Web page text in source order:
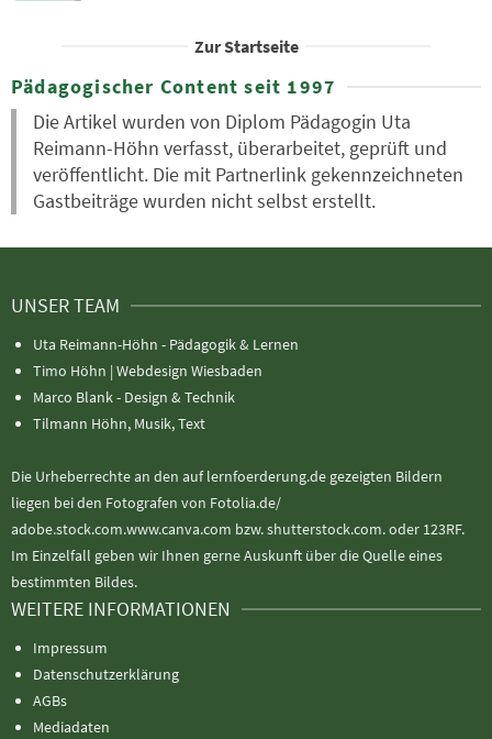
Zur Startseite
Pädagogischer Content seit 1997
Die Artikel wurden von Diplom Pädagogin Uta
Reimann-Höhn verfasst, überarbeitet, geprüft und
veröffentlicht. Die mit Partnerlink gekennzeichneten
Gastbeiträge wurden nicht selbst erstellt.
UNSER TEAM
Uta Reimann-Höhn - Pädagogik & Lernen
Timo Höhn | Webdesign Wiesbaden
Marco Blank - Design & Technik
Tilmann Höhn, Musik, Text
Die Urheberrechte an den auf lernfoerderung.de gezeigten Bildern
liegen bei den Fotografen von Fotolia.de/
adobe.stock.com.www.canva.com bzw. shutterstock.com. oder 123RF.
Im Einzelfall geben wir Ihnen gerne Auskunft über die Quelle eines
bestimmten Bildes.
WEITERE INFORMATIONEN
Impressum
Datenschutzerklärung
AGBs
Mediadaten